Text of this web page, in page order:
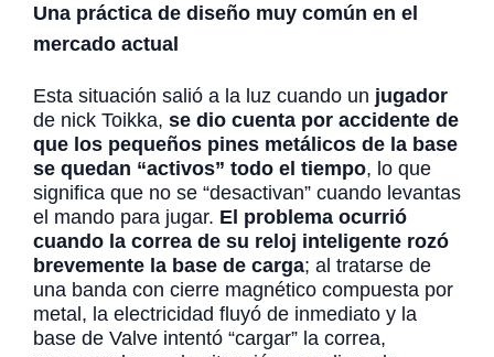
Una práctica de diseño muy común en el
mercado actual
Esta situación salió a la luz cuando un jugador
de nick Toikka, se dio cuenta por accidente de
que los pequeños pines metálicos de la base
se quedan “activos” todo el tiempo, lo que
significa que no se “desactivan” cuando levantas
el mando para jugar. El problema ocurrió
cuando la correa de su reloj inteligente rozó
brevemente la base de carga; al tratarse de
una banda con cierre magnético compuesta por
metal, la electricidad fluyó de inmediato y la
base de Valve intentó “cargar” la correa,